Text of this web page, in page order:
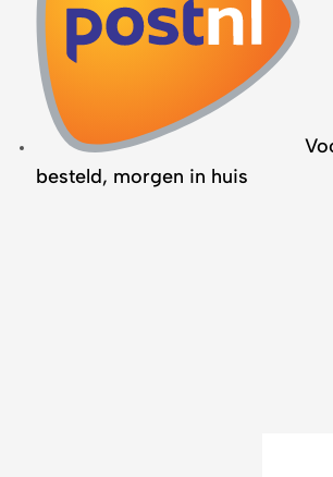
besteld, morgen in huis